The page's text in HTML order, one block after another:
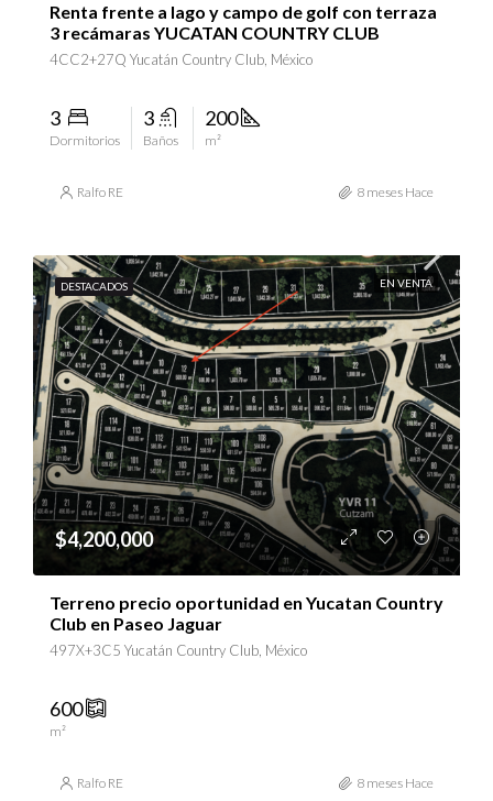
Renta frente a lago y campo de golf con terraza
3 recámaras YUCATAN COUNTRY CLUB
4CC2+27Q Yucatán Country Club, México
3
Dormitorios
3
Baños
200
m²
Ralfo RE 8 meses Hace
DESTACADOS EN VENTA
$4,200,000
Terreno precio oportunidad en Yucatan Country
Club en Paseo Jaguar
497X+3C5 Yucatán Country Club, México
600
m²
Ralfo RE 8 meses Hace